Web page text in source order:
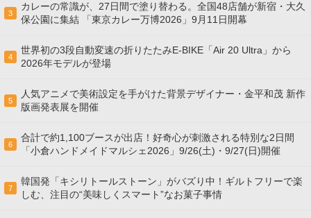
3
カレーの常識が、27日間で塗り替わる。全国48店舗が新宿・大久
保公園に集結 「東京カレー万博2026」9月11日開幕
4
世界初の3段自動変速の折りたたみE-BIKE「Air 20 Ultra」から
2026年モデルが登場
5
人気アニメで美術設定を手がけた背景デザイナー・金平和茂 新作
版画発表展を開催
6
合計で約1,100ブースが出店！好奇心が刺激される特別な2日間
「小倉ハンドメイドマルシェ2026」9/26(土)・9/27(日)開催
7
韓国発「キシリトールストーン」がバズり中！ギルトフリーで楽
しむ、注目の“美味しくスマート”なお菓子事情